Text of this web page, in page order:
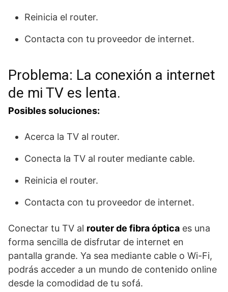
Reinicia el router.
Contacta con tu proveedor de internet.
Problema: La conexión a internet
de mi TV es lenta.
Posibles soluciones:
Acerca la TV al router.
Conecta la TV al router mediante cable.
Reinicia el router.
Contacta con tu proveedor de internet.
Conectar tu TV al router de fibra óptica es una
forma sencilla de disfrutar de internet en
pantalla grande. Ya sea mediante cable o Wi-Fi,
podrás acceder a un mundo de contenido online
desde la comodidad de tu sofá.